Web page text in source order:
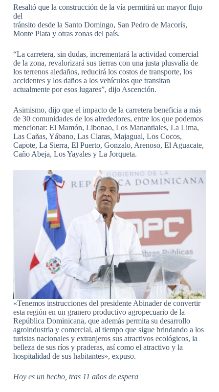
Resaltó que la construcción de la vía permitirá un mayor flujo
del
tránsito desde la Santo Domingo, San Pedro de Macorís,
Monte Plata y otras zonas del país.
“La carretera, sin dudas, incrementará la actividad comercial
de la zona, revalorizará sus tierras con una justa plusvalía de
los terrenos aledaños, reducirá los costos de transporte, los
accidentes y los daños a los vehículos que transitan
actualmente por esos lugares”, dijo Ascención.
Asimismo, dijo que el impacto de la carretera beneficia a más
de 30 comunidades de los alrededores, entre los que podemos
mencionar: El Mamón, Libonao, Los Manantiales, La Lima,
Las Cañas, Yábano, Las Claras, Majagual, Los Cocos,
Capote, La Sierra, El Puerto, Gonzalo, Arenoso, El Aguacate,
Caño Abeja, Los Yayales y La Jorqueta.
«Tenemos instrucciones del presidente Abinader de convertir
esta región en un granero productivo agropecuario de la
República Dominicana, que además permita su desarrollo
agroindustria y comercial, al tiempo que sigue brindando a los
turistas nacionales y extranjeros sus atractivos ecológicos, la
belleza de sus ríos y praderas, así como el atractivo y la
hospitalidad de sus habitantes», expuso.
Hoy es un hecho, tras 11 años de espera